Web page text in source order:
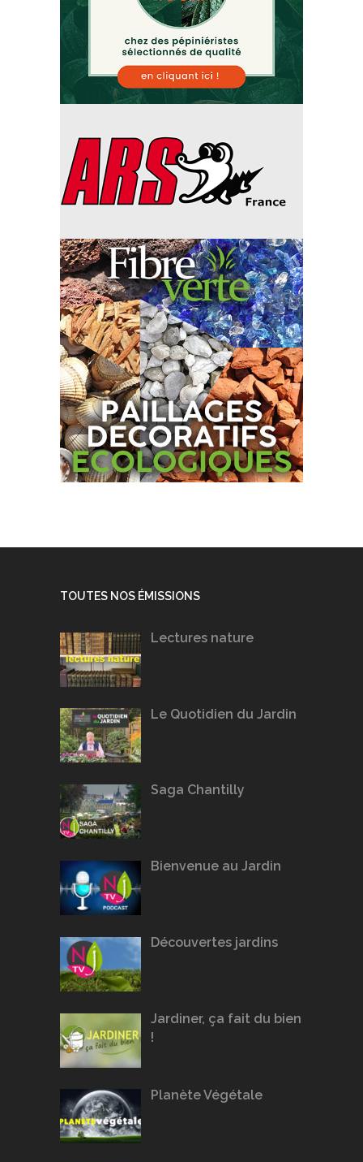
TOUTES NOS ÉMISSIONS
Lectures nature
Le Quotidien du Jardin
Saga Chantilly
Bienvenue au Jardin
Découvertes jardins
Jardiner, ça fait du bien
!
Planète Végétale